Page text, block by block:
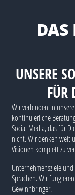
UNSERE
FÜR
Wir verbinden in
kontinuierliche
Social Media, das für
nicht. Wir denken weit
Visionen komplett zu
Unternehmensziele
Sprachen. Wir
Gewinnbringer.